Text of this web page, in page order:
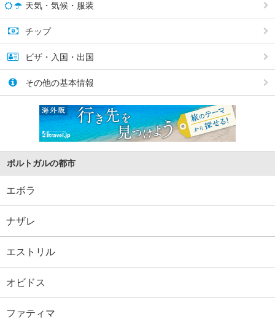
天気・気候・服装
チップ
ビザ・入国・出国
その他の基本情報
ポルトガルの都市
エボラ
ナザレ
エストリル
オビドス
ファティマ